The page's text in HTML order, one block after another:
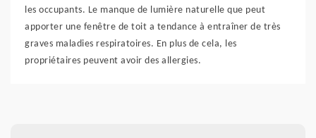
les occupants. Le manque de lumière naturelle que peut
apporter une fenêtre de toit a tendance à entraîner de très
graves maladies respiratoires. En plus de cela, les
propriétaires peuvent avoir des allergies.